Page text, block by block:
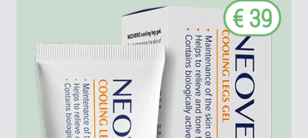
€ 39